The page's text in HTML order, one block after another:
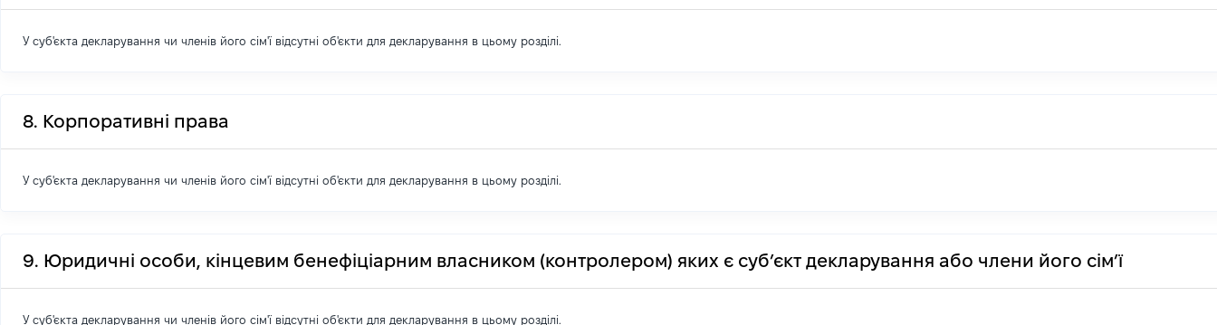
У суб'єкта декларування чи членів його сім'ї відсутні об'єкти для декларування в цьому розділі.
8. Корпоративні права
У суб'єкта декларування чи членів його сім'ї відсутні об'єкти для декларування в цьому розділі.
9. Юридичні особи, кінцевим бенефіціарним власником (контролером) яких є суб’єкт декларування або члени його сім’ї
У суб'єкта декларування чи членів його сім'ї відсутні об'єкти для декларування в цьому розділі.